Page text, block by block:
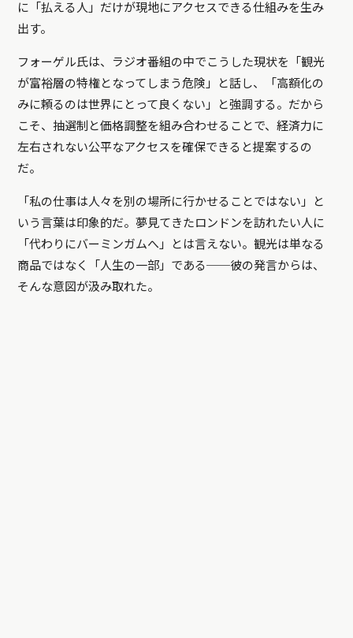
に「払える人」だけが現地にアクセスできる仕組みを生み
出す。
フォーゲル氏は、ラジオ番組の中でこうした現状を「観光
が富裕層の特権となってしまう危険」と話し、「高額化の
みに頼るのは世界にとって良くない」と強調する。だから
こそ、抽選制と価格調整を組み合わせることで、経済力に
左右されない公平なアクセスを確保できると提案するの
だ。
「私の仕事は人々を別の場所に行かせることではない」と
いう言葉は印象的だ。夢見てきたロンドンを訪れたい人に
「代わりにバーミンガムへ」とは言えない。観光は単なる
商品ではなく「人生の一部」である──彼の発言からは、
そんな意図が汲み取れた。